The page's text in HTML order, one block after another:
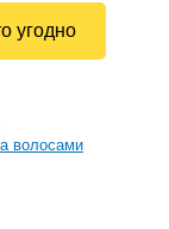
волосами
угодно